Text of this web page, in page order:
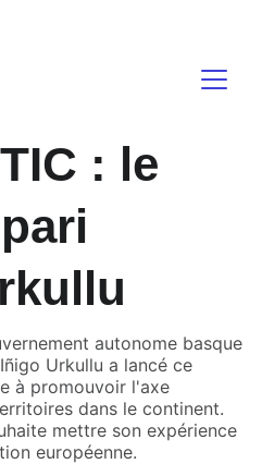
: le
autonome basque
Urkullu a lancé ce
à promouvoir l'axe
dans le continent.
mettre son expérience
européenne.